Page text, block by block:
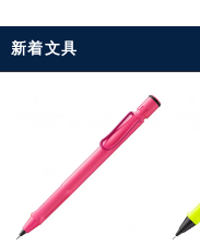
新着文具